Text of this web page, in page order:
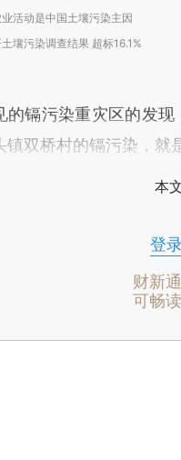
活动是中国土壤污染主因
壤污染调查结果 超标16.1%
的镉污染重灾区的发
镇双桥村的镉污染，就
本
登
财新
可畅